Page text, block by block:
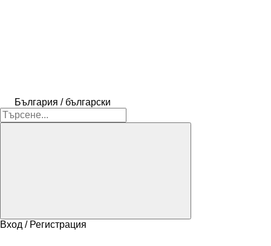
България / български
Вход / Регистрация